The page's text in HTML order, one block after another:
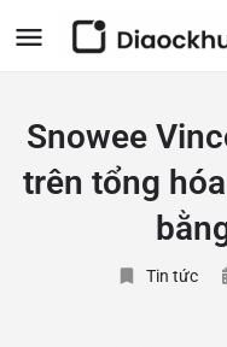
Snowee
trên tổng
Tin tức